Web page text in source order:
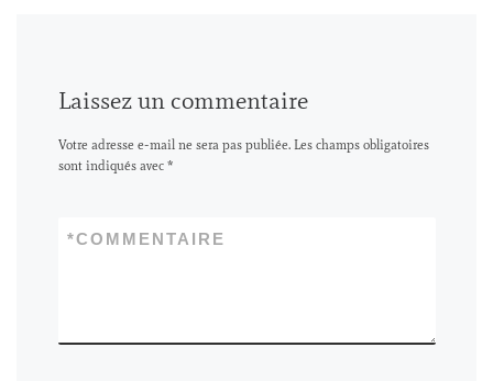
Laissez un commentaire
Votre adresse e-mail ne sera pas publiée. Les champs obligatoires
sont indiqués avec *
COMMENTAIRE
*